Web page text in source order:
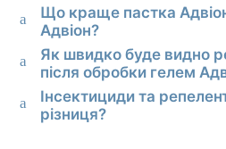
a
Що краще пастка
Адвіон?
a
Як швидко буде видно
після обробки гелем
a
Інсектициди та
різниця?